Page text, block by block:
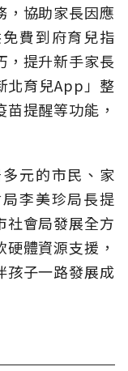
，協助家長因應
費到府育兒指
，提升新手家長
北育兒App」整
提醒等功能，
元的市民、家
李美珍局長提
社會局發展全方
體資源支援，
孩子一路發展成